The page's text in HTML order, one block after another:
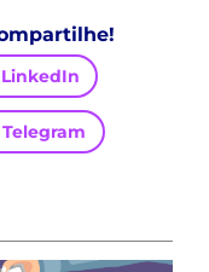
LinkedIn
Telegram